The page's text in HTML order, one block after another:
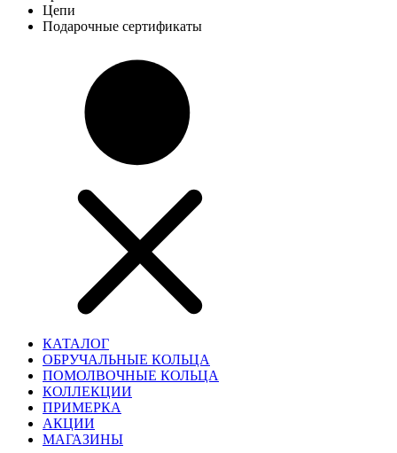
Цепи
Подарочные сертификаты
КАТАЛОГ
ОБРУЧАЛЬНЫЕ КОЛЬЦА
ПОМОЛВОЧНЫЕ КОЛЬЦА
КОЛЛЕКЦИИ
ПРИМЕРКА
АКЦИИ
МАГАЗИНЫ